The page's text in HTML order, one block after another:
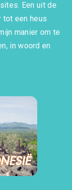
Een uit de
tot een heus
manier om te
in woord en